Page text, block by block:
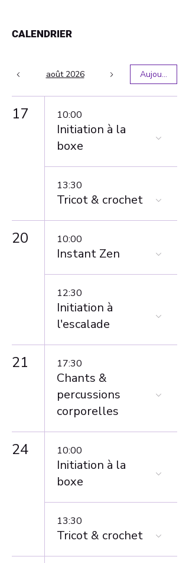
CALENDRIER
août 2026 Aujourd'hui
17 10:00
Initiation à la
boxe
13:30
Tricot & crochet
20 10:00
Instant Zen
12:30
Initiation à
l'escalade
21 17:30
Chants &
percussions
corporelles
24 10:00
Initiation à la
boxe
13:30
Tricot & crochet